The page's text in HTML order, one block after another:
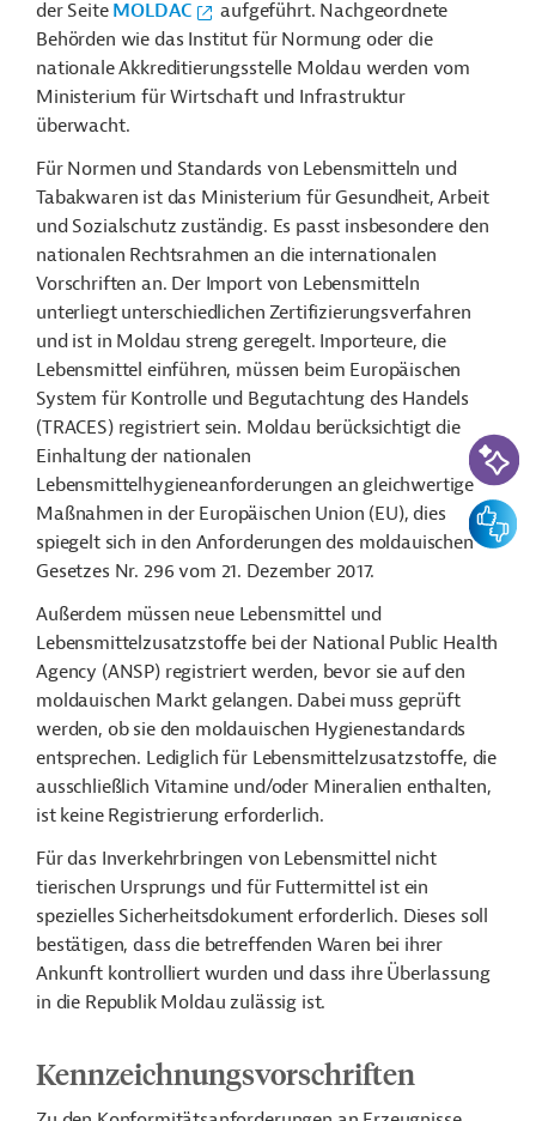
der Seite MOLDAC
aufgeführt. Nachgeordnete
Behörden wie das Institut für Normung oder die
nationale Akkreditierungsstelle Moldau werden vom
Ministerium für Wirtschaft und Infrastruktur
überwacht.
Für Normen und Standards von Lebensmitteln und
Tabakwaren ist das Ministerium für Gesundheit, Arbeit
und Sozialschutz zuständig. Es passt insbesondere den
nationalen Rechtsrahmen an die internationalen
Vorschriften an. Der Import von Lebensmitteln
unterliegt unterschiedlichen Zertifizierungsverfahren
und ist in Moldau streng geregelt. Importeure, die
Lebensmittel einführen, müssen beim Europäischen
System für Kontrolle und Begutachtung des Handels
(TRACES) registriert sein. Moldau berücksichtigt die
Einhaltung der nationalen
Lebensmittelhygieneanforderungen an gleichwertige
Maßnahmen in der Europäischen Union (EU), dies
spiegelt sich in den Anforderungen des moldauischen
Gesetzes Nr. 296 vom 21. Dezember 2017.
Außerdem müssen neue Lebensmittel und
Lebensmittelzusatzstoffe bei der National Public Health
Agency (ANSP) registriert werden, bevor sie auf den
moldauischen Markt gelangen. Dabei muss geprüft
werden, ob sie den moldauischen Hygienestandards
entsprechen. Lediglich für Lebensmittelzusatzstoffe, die
ausschließlich Vitamine und/oder Mineralien enthalten,
ist keine Registrierung erforderlich.
Für das Inverkehrbringen von Lebensmittel nicht
tierischen Ursprungs und für Futtermittel ist ein
spezielles Sicherheitsdokument erforderlich. Dieses soll
bestätigen, dass die betreffenden Waren bei ihrer
Ankunft kontrolliert wurden und dass ihre Überlassung
in die Republik Moldau zulässig ist.
Kennzeichnungsvorschriften
KI-